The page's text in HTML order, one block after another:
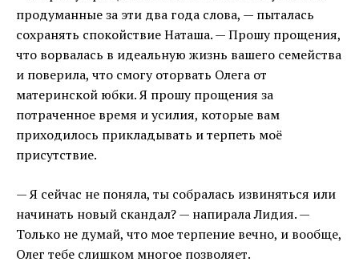
продуманные за эти два года слова, — пыталась
сохранять спокойствие Наташа. — Прошу прощения,
что ворвалась в идеальную жизнь вашего семейства
и поверила, что смогу оторвать Олега от
материнской юбки. Я прошу прощения за
потраченное время и усилия, которые вам
приходилось прикладывать и терпеть моё
присутствие.
— Я сейчас не поняла, ты собралась извиняться или
начинать новый скандал? — напирала Лидия. —
Только не думай, что мое терпение вечно, и вообще,
Олег тебе слишком многое позволяет.